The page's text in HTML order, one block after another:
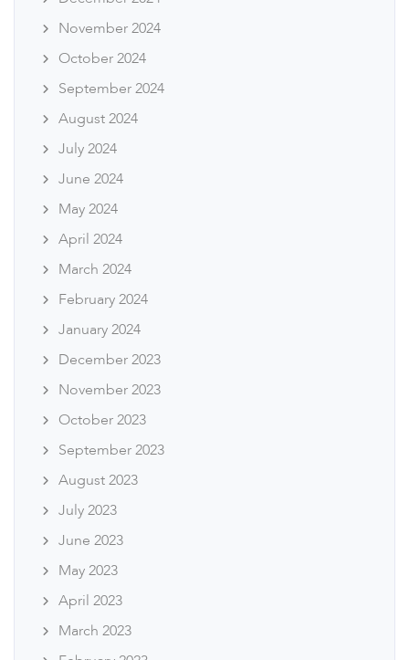
November 2024
October 2024
September 2024
August 2024
July 2024
June 2024
May 2024
April 2024
March 2024
February 2024
January 2024
December 2023
November 2023
October 2023
September 2023
August 2023
July 2023
June 2023
May 2023
April 2023
March 2023